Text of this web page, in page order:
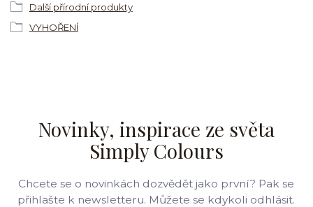
Další přírodní produkty
VYHOŘENÍ
Novinky, inspirace ze světa
Simply Colours
Chcete se o novinkách dozvědět jako první? Pak se
přihlašte k newsletteru. Můžete se kdykoli odhlásit.